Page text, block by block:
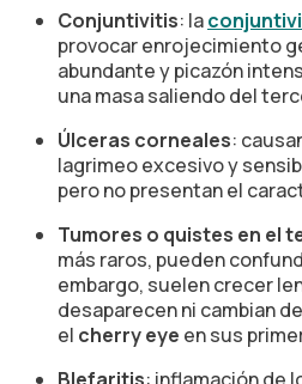
Conjuntivitis: la
provocar enrojecimiento
abundante y picazón
una masa saliendo del
Úlceras corneales:
lagrimeo excesivo y
pero no presentan el
Tumores o quistes en el
más raros, pueden
embargo, suelen crecer
desaparecen ni cambian
el cherry eye en sus